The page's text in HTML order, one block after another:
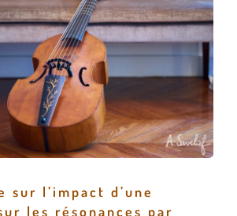
sur l’impact d’une
les résonances par